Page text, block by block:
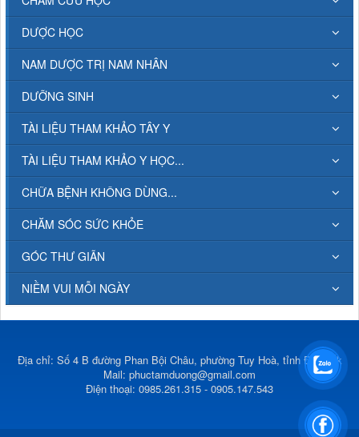
DƯỢC HỌC
NAM DƯỢC TRỊ NAM NHÂN
DƯỠNG SINH
TÀI LIỆU THAM KHẢO TÂY Y
TÀI LIỆU THAM KHẢO Y HỌC...
CHỮA BỆNH KHÔNG DÙNG...
CHĂM SÓC SỨC KHỎE
GÓC THƯ GIÃN
NIỀM VUI MỖI NGÀY
Địa chỉ: Số 4 B đường Phan Bội Châu, phường Tuy Hoà, tỉnh Đắk Lắk
Mail: phuctamduong@gmail.com
Điện thoại: 0985.261.315 - 0905.147.543